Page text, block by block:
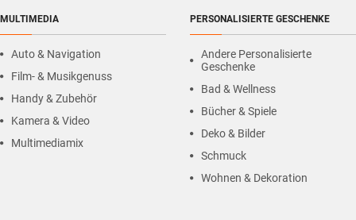
MULTIMEDIA
Auto & Navigation
Film- & Musikgenuss
Handy & Zubehör
Kamera & Video
Multimediamix
PERSONALISIERTE GESCHENKE
Andere Personalisierte
Geschenke
Bad & Wellness
Bücher & Spiele
Deko & Bilder
Schmuck
Wohnen & Dekoration